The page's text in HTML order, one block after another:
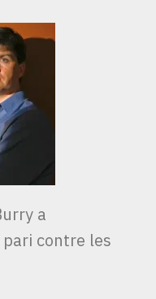
a
contre les